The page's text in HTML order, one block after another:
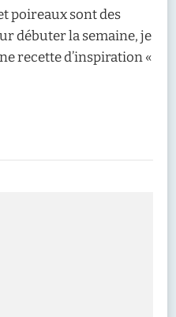
poireaux sont des
débuter la semaine, je
recette d’inspiration «